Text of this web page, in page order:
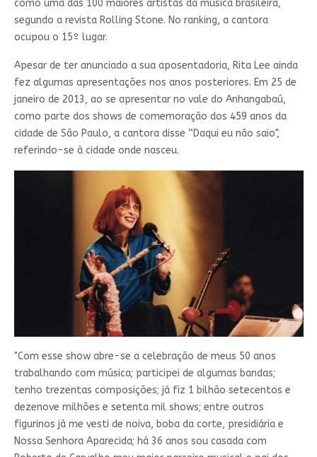
como uma das 100 maiores artistas da música brasileira,
segundo a revista Rolling Stone. No ranking, a cantora
ocupou o 15º lugar.
Apesar de ter anunciado a sua aposentadoria, Rita Lee ainda
fez algumas apresentações nos anos posteriores. Em 25 de
janeiro de 2013, ao se apresentar no vale do Anhangabaú,
como parte dos shows de comemoração dos 459 anos da
cidade de São Paulo, a cantora disse “Daqui eu não saio",
referindo-se à cidade onde nasceu.
"Com esse show abre-se a celebração de meus 50 anos
trabalhando com música; participei de algumas bandas;
tenho trezentas composições; já fiz 1 bilhão setecentos e
dezenove milhões e setenta mil shows; entre outros
figurinos já me vesti de noiva, boba da corte, presidiária e
Nossa Senhora Aparecida; há 36 anos sou casada com